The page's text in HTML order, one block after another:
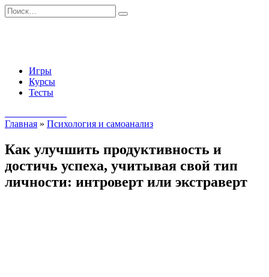
Перейти
к
Search
for:
Игры
Курсы
Тесты
Главная » Психология и самоанализ
Как улучшить продуктивность и
достичь успеха, учитывая свой тип
личности: интроверт или экстраверт